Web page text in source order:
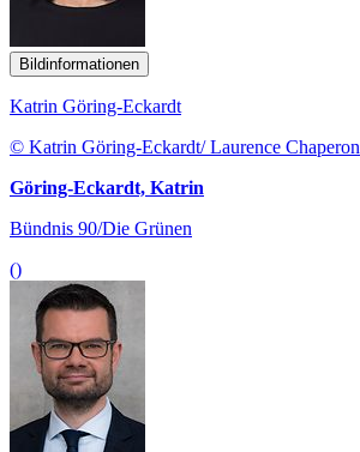
Bildinformationen
Katrin Göring-Eckardt
© Katrin Göring-Eckardt/ Laurence Chaperon
Göring-Eckardt, Katrin
Bündnis 90/Die Grünen
()